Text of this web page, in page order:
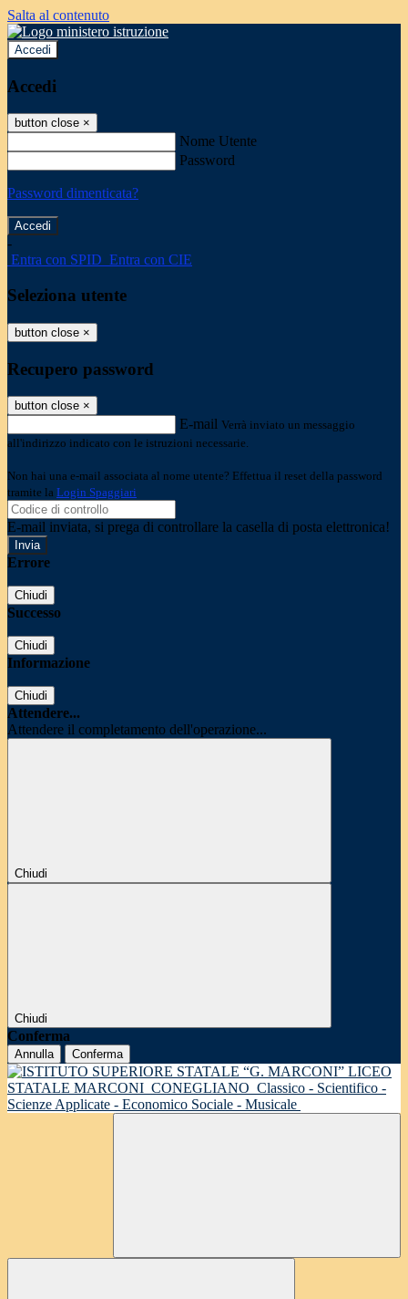
Salta al contenuto
Accedi
Accedi
button close ×
Nome Utente
Password
Password dimenticata?
-
Entra con SPID Entra con CIE
Seleziona utente
button close ×
Recupero password
button close ×
E-mail Verrà inviato un messaggio
all'indirizzo indicato con le istruzioni necessarie.
Non hai una e-mail associata al nome utente? Effettua il reset della password
tramite la Login Spaggiari
E-mail inviata, si prega di controllare la casella di posta elettronica!
Errore
Chiudi
Successo
Chiudi
Informazione
Chiudi
Attendere...
Attendere il completamento dell'operazione...
Chiudi
Chiudi
Conferma
Annulla Conferma
LICEO
STATALE MARCONI CONEGLIANO Classico - Scientifico -
Scienze Applicate - Economico Sociale - Musicale